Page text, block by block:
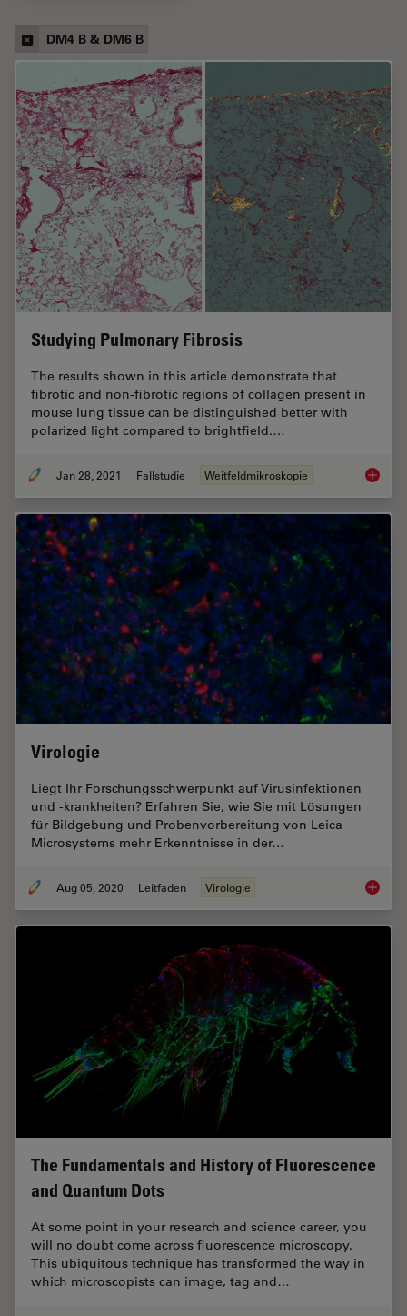
DM4 B & DM6 B
Studying Pulmonary Fibrosis
The results shown in this article demonstrate that
fibrotic and non-fibrotic regions of collagen present in
mouse lung tissue can be distinguished better with
polarized light compared to brightfield.…
Jan 28, 2021 Fallstudie Weitfeldmikroskopie
Virologie
Liegt Ihr Forschungsschwerpunkt auf Virusinfektionen
und -krankheiten? Erfahren Sie, wie Sie mit Lösungen
für Bildgebung und Probenvorbereitung von Leica
Microsystems mehr Erkenntnisse in der…
Aug 05, 2020 Leitfaden Virologie
The Fundamentals and History of Fluorescence
and Quantum Dots
At some point in your research and science career, you
will no doubt come across fluorescence microscopy.
This ubiquitous technique has transformed the way in
which microscopists can image, tag and…